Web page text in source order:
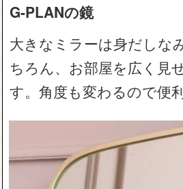
G-PLANの鏡
大きなミラーは身だしな
ちろん、お部屋を広く見
す。角度も変わるので便